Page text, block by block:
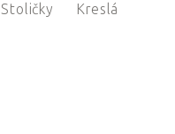
Stoličky Kreslá